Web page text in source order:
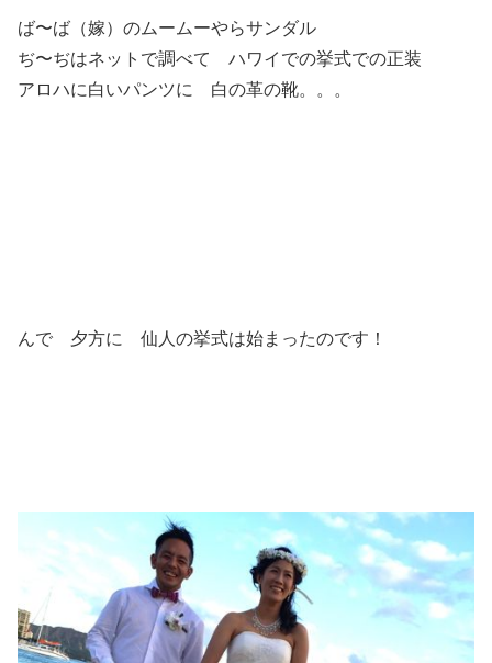
ば〜ば（嫁）のムームーやらサンダル
ぢ〜ぢはネットで調べて ハワイでの挙式での正装
アロハに白いパンツに 白の革の靴。。。
んで 夕方に 仙人の挙式は始まったのです！